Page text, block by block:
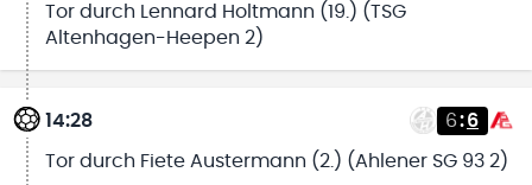
Tor durch Lennard Holtmann (19.) (TSG
Altenhagen-Heepen 2)
14:28 6:6
Tor durch Fiete Austermann (2.) (Ahlener SG 93 2)